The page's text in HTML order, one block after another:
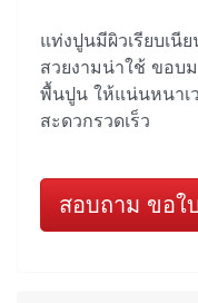
แท่งปูนมีผิวเรียบเ
สวยงามน่าใช้ ขอบ
พื้นปูน ให้แน่นหนาเ
สะดวกรวดเร็ว
สอบถาม ขอใ